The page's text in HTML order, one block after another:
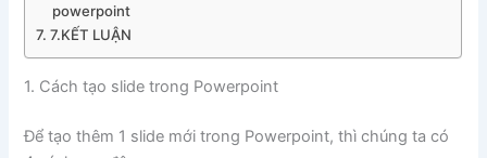
powerpoint
7.KẾT LUẬN
1. Cách tạo slide trong Powerpoint
Để tạo thêm 1 slide mới trong Powerpoint, thì chúng ta có